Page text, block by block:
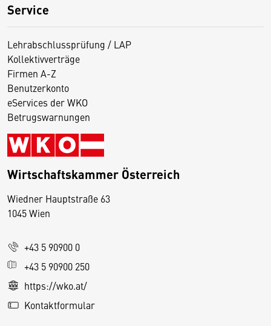
Service
Lehrabschlussprüfung / LAP
Kollektivverträge
Firmen A-Z
Benutzerkonto
eServices der WKO
Betrugswarnungen
Wirtschaftskammer Österreich
Wiedner Hauptstraße 63
1045 Wien
+43 5 90900 0
+43 5 90900 250
https://wko.at/
Kontaktformular
D
s
e
S
e